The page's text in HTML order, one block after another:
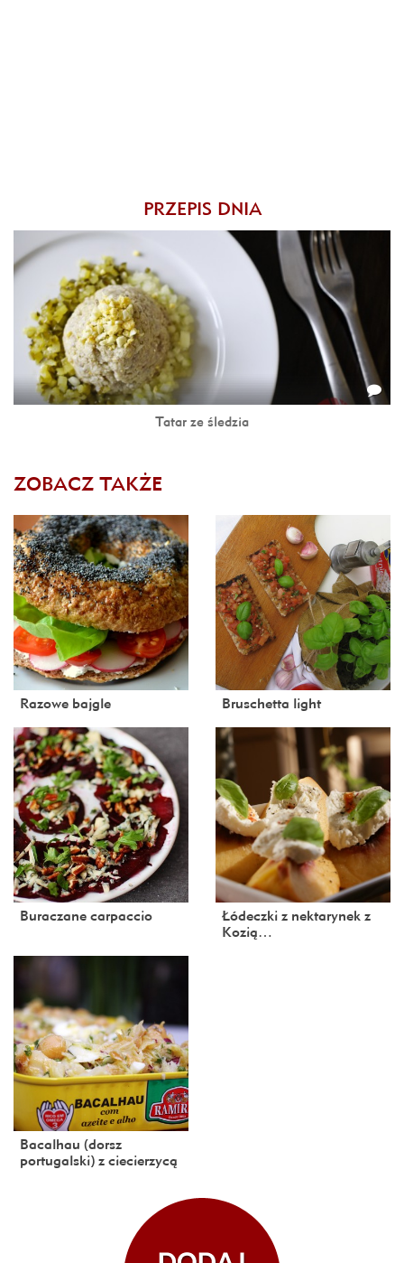
PRZEPIS DNIA
Tatar ze śledzia
ZOBACZ TAKŻE
Razowe bajgle Bruschetta light
Buraczane carpaccio
Łódeczki z nektarynek z
Kozią…
Bacalhau (dorsz
portugalski) z ciecierzycą